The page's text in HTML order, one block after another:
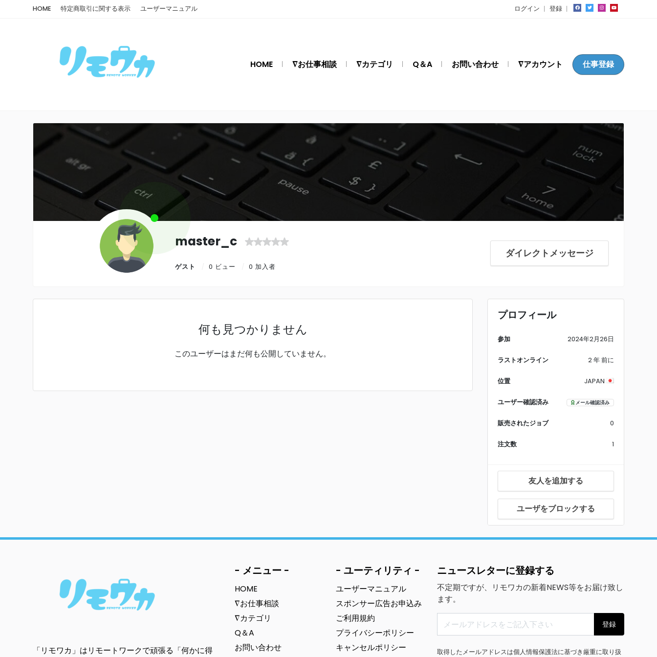
HOME 特定商取引に関する表示 ユーザーマニュアル ログイン 登録
HOME ∇お仕事相談 ∇カテゴリ Q＆A お問い合わせ ∇アカウント 仕事登録
master_c
ゲスト 0 ビュー 0 加入者
ダイレクトメッセージ
何も見つかりません
このユーザーはまだ何も公開していません。
プロフィール
参加 2024年2月26日
ラストオンライン 2 年 前に
位置 JAPAN
ユーザー確認済み メール確認済み
販売されたジョブ 0
注文数 1
友人を追加する
ユーザをブロックする
「リモワカ」はリモートワークで頑張る「何かに得
- メニュー -
HOME
∇お仕事相談
∇カテゴリ
Q＆A
お問い合わせ
- ユーティリティ -
ユーザーマニュアル
スポンサー広告お申込み
ご利用規約
プライバシーポリシー
キャンセルポリシー
ニュースレターに登録する
不定期ですが、リモワカの新着NEWS等をお届け致し
ます。
登録
取得したメールアドレスは個人情報保護法に基づき厳重に取り扱